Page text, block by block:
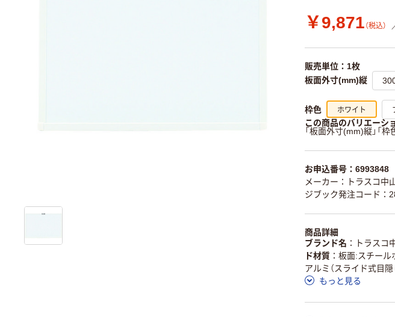
￥9,871 （税込）
販売単位：1枚
板面外寸(mm)縦
枠色 ホワイト
この商品のバリエーシ
「板面外寸(mm)縦」「
お申込番号：6993848
メーカー：トラスコ中
ジブック発注コード：
商品詳細
ブランド名
トラスコ
ド材質
板面:スチール
アルミ（スライド式目隠
もっと見る